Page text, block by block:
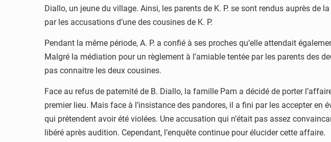
Diallo, un jeune du village. Ainsi, les parents de K. P. se sont rendus auprès
par les accusations d’une des cousines de K. P.
Pendant la même période, A. P. a confié à ses proches qu’elle attendait
Malgré la médiation pour un règlement à l’amiable tentée par les parents des
pas connaitre les deux cousines.
Face au refus de paternité de B. Diallo, la famille Pam a décidé de porter
premier lieu. Mais face à l’insistance des pandores, il a fini par les accepter
qui prétendent avoir été violées. Une accusation qui n’était pas assez
libéré après audition. Cependant, l’enquête continue pour élucider cette affaire.